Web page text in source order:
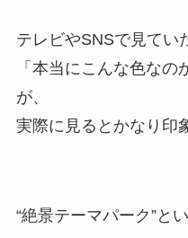
テレビやSNSで見てい
「本当にこんな色な
が、
実際に見るとかなり印
“絶景テーマパーク”と